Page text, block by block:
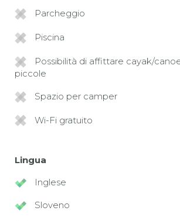
Parcheggio
Piscina
Possibilità di affittare cayak/
piccole
Spazio per camper
Wi-Fi gratuito
Lingua
Inglese
Sloveno